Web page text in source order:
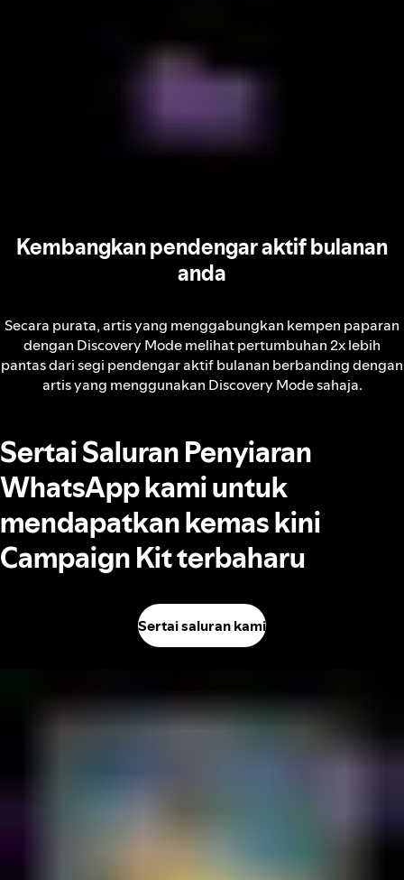
Kembangkan pendengar aktif bulanan
anda
Secara purata, artis yang menggabungkan kempen paparan
dengan Discovery Mode melihat pertumbuhan 2x lebih
pantas dari segi pendengar aktif bulanan berbanding dengan
artis yang menggunakan Discovery Mode sahaja.
Sertai Saluran Penyiaran
WhatsApp kami untuk
mendapatkan kemas kini
Campaign Kit terbaharu
Sertai saluran kami